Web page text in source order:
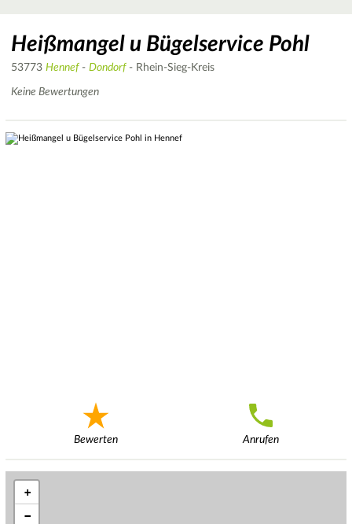
Heißmangel u Bügelservice Pohl
53773 Hennef- Dondorf- Rhein-Sieg-Kreis
Keine Bewertungen
Bewerten Anrufen
+
−